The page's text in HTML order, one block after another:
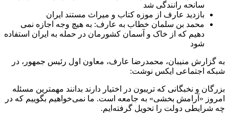
سانحه رانندگی شد
بازدید عارف از موزه کتاب و میراث مستند ایران
محمد بن سلمان خطاب به عارف: به هیچ وجه اجازه نمی
دهیم که از خاک و آسمان کشورمان در حمله به ایران استفاده
شود
به گزارش منیبان، محمدرضا عارف، معاون اول رئیس جمهور، در
شبکه اجتماعی ایکس نوشت:
بزرگان و نخبگانی که تریبون در اختیار دارند بدانند مهمترین مسئله
امروز «آرامش بخشی» به جامعه است. ما نمی‌خواهیم بگوییم که در
چه شرایطی دولت را تحویل گرفته‌ایم.